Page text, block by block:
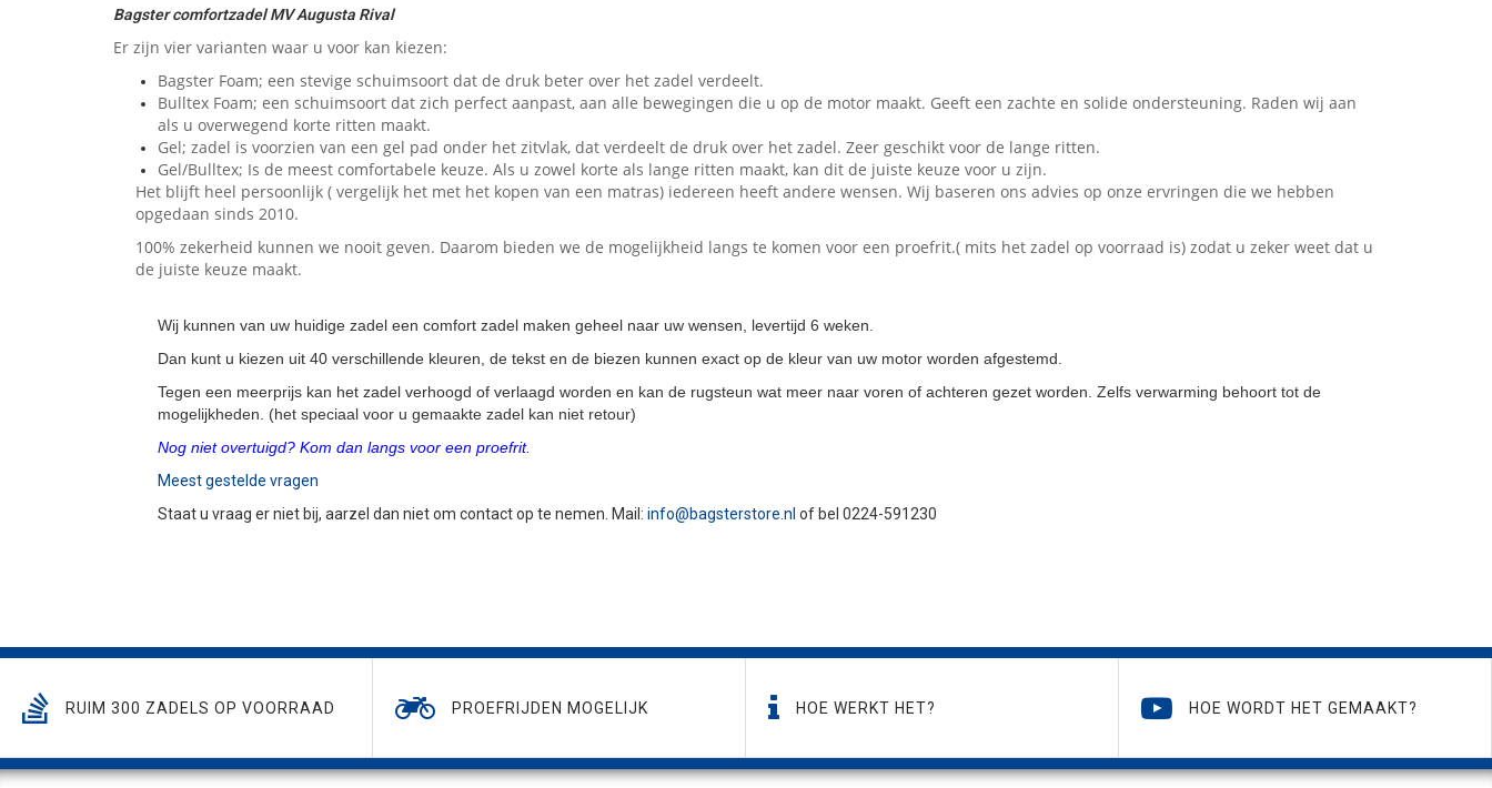
Bagster comfortzadel MV Augusta Rival
Er zijn vier varianten waar u voor kan kiezen:
Bagster Foam; een stevige schuimsoort dat de druk beter over het zadel verdeelt.
Bulltex Foam; een schuimsoort dat zich perfect aanpast, aan alle bewegingen die u op de motor maakt. Geeft een zachte en solide ondersteuning. Raden wij aan
als u overwegend korte ritten maakt.
Gel; zadel is voorzien van een gel pad onder het zitvlak, dat verdeelt de druk over het zadel. Zeer geschikt voor de lange ritten.
Gel/Bulltex; Is de meest comfortabele keuze. Als u zowel korte als lange ritten maakt, kan dit de juiste keuze voor u zijn.
Het blijft heel persoonlijk ( vergelijk het met het kopen van een matras) iedereen heeft andere wensen. Wij baseren ons advies op onze ervringen die we hebben
opgedaan sinds 2010.
100% zekerheid kunnen we nooit geven. Daarom bieden we de mogelijkheid langs te komen voor een proefrit.( mits het zadel op voorraad is) zodat u zeker weet dat u
de juiste keuze maakt.
Wij kunnen van uw huidige zadel een comfort zadel maken geheel naar uw wensen, levertijd 6 weken.
Dan kunt u kiezen uit 40 verschillende kleuren, de tekst en de biezen kunnen exact op de kleur van uw motor worden afgestemd.
Tegen een meerprijs kan het zadel verhoogd of verlaagd worden en kan de rugsteun wat meer naar voren of achteren gezet worden. Zelfs verwarming behoort tot de
mogelijkheden. (het speciaal voor u gemaakte zadel kan niet retour)
Nog niet overtuigd? Kom dan langs voor een proefrit.
Meest gestelde vragen
Staat u vraag er niet bij, aarzel dan niet om contact op te nemen. Mail: info@bagsterstore.nl of bel 0224-591230
RUIM 300 ZADELS OP VOORRAAD PROEFRIJDEN MOGELIJK HOE WERKT HET? HOE WORDT HET GEMAAKT?